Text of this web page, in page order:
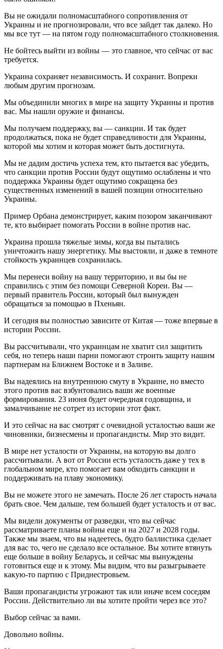
Вы не ожидали полномасштабного сопротивления от
Украины и не прогнозировали, что все зайдет так далеко. Но
мы все тут — на пятом году полномасштабного столкновения.
Не бойтесь выйти из войны — это главное, что сейчас от вас
требуется.
Украина сохраняет независимость. И сохранит. Вопреки
любым другим прогнозам.
Мы объединили многих в мире на защиту Украины и против
вас. Мы нашли оружие и финансы.
Мы получаем поддержку, вы — санкции. И так будет
продолжаться, пока не будет справедливости для Украины,
которой мы хотим и которая может быть достигнута.
Мы не дадим достичь успеха тем, кто пытается вас убедить,
что санкции против России будут ощутимо ослаблены и что
поддержка Украины будет ощутимо сокращена без
существенных изменений в вашей позиции относительно
Украины.
Пример Орбана демонстрирует, каким позором заканчивают
те, кто выбирает помогать России в войне против нас.
Украина прошла тяжелые зимы, когда вы пытались
уничтожить нашу энергетику. Мы выстояли, и даже в темноте
стойкость украинцев сохранилась.
Мы перенеси войну на вашу территорию, и вы бы не
справились с этим без помощи Северной Кореи. Вы —
первый правитель России, который был вынужден
обращаться за помощью в Пхеньян.
И сегодня вы полностью зависите от Китая — тоже впервые в
истории России.
Вы рассчитывали, что украинцам не хватит сил защитить
себя, но теперь наши парни помогают строить защиту нашим
партнерам на Ближнем Востоке и в Заливе.
Вы надеялись на внутреннюю смуту в Украине, но вместо
этого против вас взбунтовались ваши же военные
формирования. 23 июня будет очередная годовщина, и
замалчивание не сотрет из истории этот факт.
И это сейчас на вас смотрят с очевидной усталостью ваши же
чиновники, бизнесмены и пропагандисты. Мир это видит.
В мире нет усталости от Украины, на которую вы долго
рассчитывали. А вот от России есть усталость даже у тех в
глобальном мире, кто помогает вам обходить санкции и
поддерживать на плаву экономику.
Вы не можете этого не замечать. После 26 лет старость начала
брать свое. Чем дальше, тем большей будет усталость и от вас.
Мы видели документы от разведки, что вы сейчас
рассматриваете планы войны еще и на 2027 и 2028 годы.
Также мы знаем, что вы надеетесь, будто баллистика сделает
для вас то, чего не сделало все остальное. Вы хотите втянуть
еще больше в войну Беларусь, и сейчас мы вынуждены
готовиться еще и к этому. Мы видим, что вы разыгрываете
какую-то партию с Приднестровьем.
Ваши пропагандисты угрожают так или иначе всем соседям
России. Действительно ли вы хотите пройти через все это?
Выбор сейчас за вами.
Довольно войны.